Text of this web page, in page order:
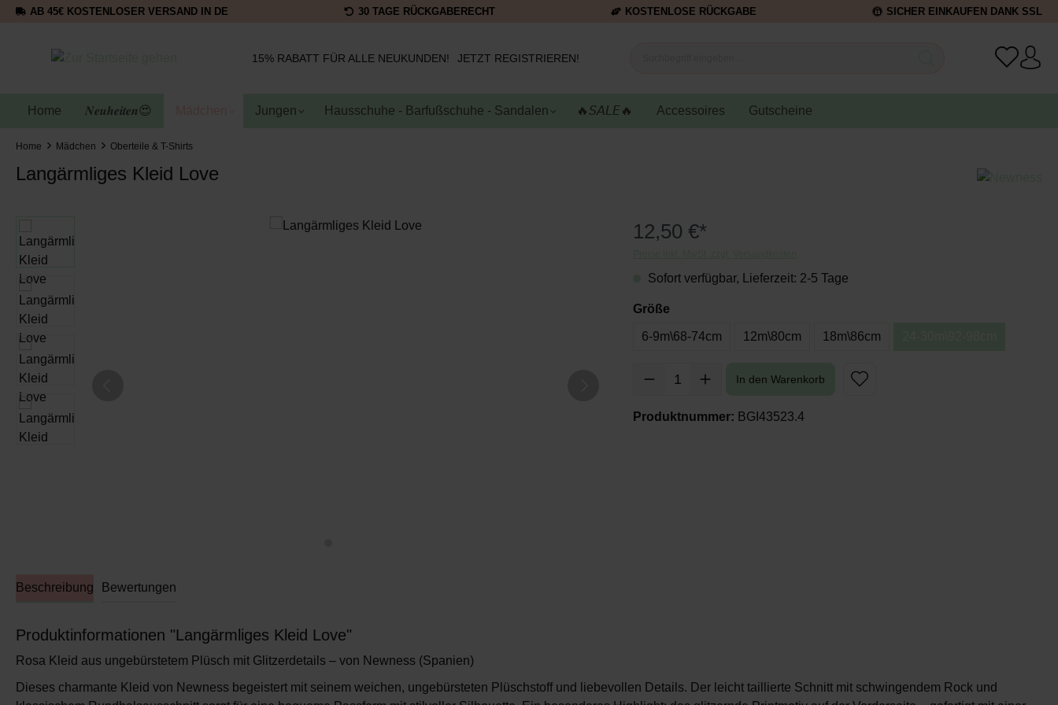
AB 45€ KOSTENLOSER VERSAND IN DE 30 TAGE RÜCKGABERECHT KOSTENLOSE RÜCKGABE SICHER EINKAUFEN DANK SSL
15% RABATT FÜR ALLE NEUKUNDEN! JETZT REGISTRIEREN!
Home 𝑵𝒆𝒖𝒉𝒆𝒊𝒕𝒆𝒏😍 Jungen Hausschuhe - Barfußschuhe - Sandalen 🔥𝘚𝘈𝘓𝘌🔥 Accessoires Gutscheine
Home Mädchen Oberteile & T-Shirts
Langärmliges Kleid Love
12,50 €*
Sofort verfügbar, Lieferzeit: 2-5 Tage
Größe
6-9m\68-74cm 12m\80cm 18m\86cm
In den Warenkorb
Produktnummer: BGI43523.4
Beschreibung Bewertungen
Produktinformationen "Langärmliges Kleid Love"
Rosa Kleid aus ungebürstetem Plüsch mit Glitzerdetails – von Newness (Spanien)
Dieses charmante Kleid von Newness begeistert mit seinem weichen, ungebürsteten Plüschstoff und liebevollen Details. Der leicht taillierte Schnitt mit schwingendem Rock und